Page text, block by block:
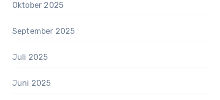
Oktober 2025
September 2025
Juli 2025
Juni 2025